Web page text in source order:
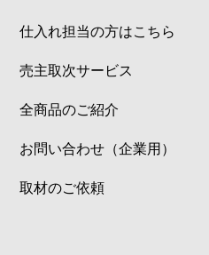
仕入れ担当の方はこちら
売主取次サービス
全商品のご紹介
お問い合わせ（企業用）
取材のご依頼